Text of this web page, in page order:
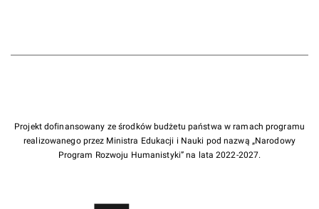
Projekt dofinansowany ze środków budżetu państwa w ramach programu
realizowanego przez Ministra Edukacji i Nauki pod nazwą „Narodowy
Program Rozwoju Humanistyki” na lata 2022-2027.